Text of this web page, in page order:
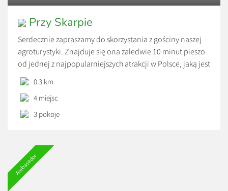
Przy Skarpie
Serdecznie zapraszamy do skorzystania z gościny naszej
agroturystyki. Znajduje się ona zaledwie 10 minut pieszo
od jednej z najpopularniejszych atrakcji w Polsce, jaką jest
Bałtowski Kompleks Turystyczny. Jest to jedna z
agroturystyk, które znajdują się najbliżej tego obiektu.
Lokalizacja domku, jest niewątpliwie ogromnym jego
atutem.
0.3 km
4 miejsc
3 pokoje
Ambasador